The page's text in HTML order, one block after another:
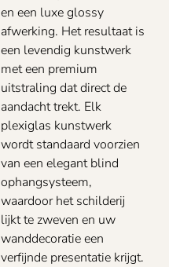
en een luxe glossy
afwerking. Het resultaat is
een levendig kunstwerk
met een premium
uitstraling dat direct de
aandacht trekt. Elk
plexiglas kunstwerk
wordt standaard voorzien
van een elegant blind
ophangsysteem,
waardoor het schilderij
lijkt te zweven en uw
wanddecoratie een
verfijnde presentatie krijgt.